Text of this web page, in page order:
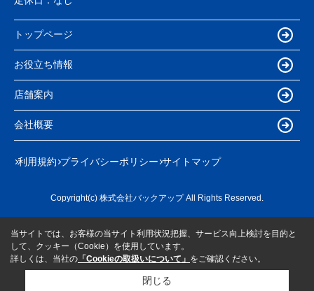
トップページ
お役立ち情報
店舗案内
会社概要
利用規約 プライバシーポリシー サイトマップ
Copyright(c) 株式会社バックアップ All Rights Reserved.
当サイトでは、お客様の当サイト利用状況把握、サービス向上検討を目的と
して、クッキー（Cookie）を使用しています。
詳しくは、当社の 「Cookieの取扱いについて」 をご確認ください。
閉じる